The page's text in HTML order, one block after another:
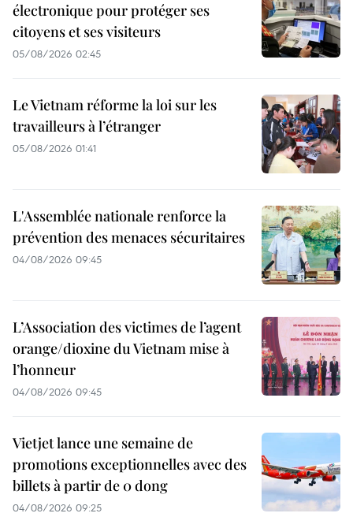
électronique pour protéger ses
citoyens et ses visiteurs
05/08/2026 02:45
Le Vietnam réforme la loi sur les
travailleurs à l’étranger
05/08/2026 01:41
L'Assemblée nationale renforce la
prévention des menaces sécuritaires
04/08/2026 09:45
L’Association des victimes de l’agent
orange/dioxine du Vietnam mise à
l’honneur
04/08/2026 09:45
Vietjet lance une semaine de
promotions exceptionnelles avec des
billets à partir de 0 dong
04/08/2026 09:25